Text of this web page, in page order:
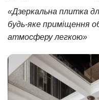
«Дзеркальна плитка
будь-яке приміщення
атмосферу легкою»